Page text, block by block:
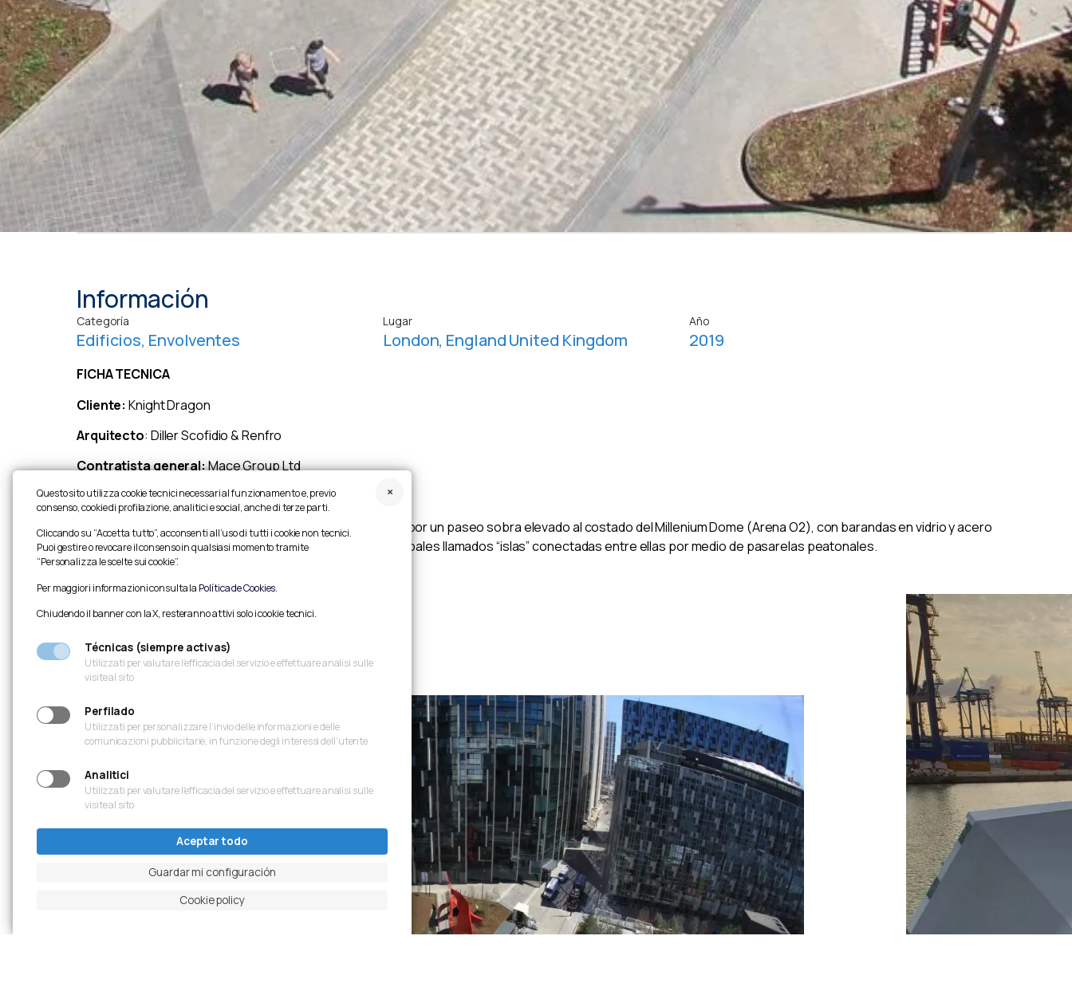
Información
Categoría
Edificios, Envolventes
Lugar
London, England United Kingdom
Año
2019
FICHA TECNICA
Cliente: Knight Dragon
Arquitecto: Diller Scofidio & Renfro
Contratista general:Mace Group Ltd
Dimensiones:longitud: 220 m
Descripciòn:suministro y montaje de cajones metálicos por un paseo sobra elevado al costado del Millenium Dome (Arena O2), con barandas en vidrio y acero
inoxidable.La estructura se compone de elementos principales llamados “islas” conectadas entre ellas por medio de pasarelas peatonales.
Questo sito utilizza cookie tecnici necessari al funzionamento e, previo
consenso, cookie di profilazione, analitici e social, anche di terze parti.
Cliccando su “Accetta tutto”, acconsenti all’uso di tutti i cookie non tecnici.
Puoi gestire o revocare il consenso in qualsiasi momento tramite
“Personalizza le scelte sui cookie”.
Per maggiori informazioni consulta la Política de Cookies.
Chiudendo il banner con la X, resteranno attivi solo i cookie tecnici.
Técnicas (siempre activas)
Utilizzati per valutare l’efficacia del servizio e effettuare analisi sulle
visite al sito
Perfilado
Utilizzati per personalizzare l’invio delle informazioni e delle
comunicazioni pubblicitarie, in funzione degli interessi dell’utente
Analitici
Utilizzati per valutare l’efficacia del servizio e effettuare analisi sulle
visite al sito
Aceptar todo
Guardar mi configuración
Cookie policy